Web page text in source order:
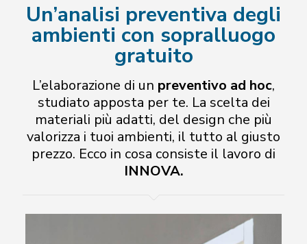
Un’analisi preventiva degli
ambienti con sopralluogo
gratuito
L’elaborazione di un preventivo ad hoc,
studiato apposta per te. La scelta dei
materiali più adatti, del design che più
valorizza i tuoi ambienti, il tutto al giusto
prezzo. Ecco in cosa consiste il lavoro di
INNOVA.